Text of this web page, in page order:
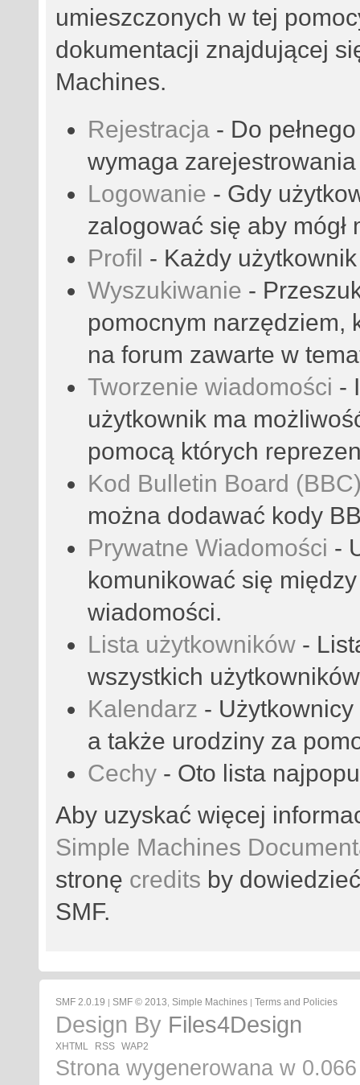
umieszczonych w tej
dokumentacji znajdującej
Machines.
Rejestracja - Do
wymaga
Logowanie - Gdy
zalogować się aby
Profil - Każdy
Wyszukiwanie -
pomocnym narzędziem,
na forum zawarte w
Tworzenie wiadomości -
użytkownik ma
pomocą których
Kod Bulletin Board
można dodawać kody
Prywatne Wiadomości -
komunikować się
wiadomości.
Lista użytkowników -
wszystkich
Kalendarz -
a także urodziny za
Cechy - Oto lista
Aby uzyskać więcej
Simple Machines
stronę credits by
SMF.
SMF 2.0.19 | SMF © 2013 Simple Machines | Terms and Policies
Design By Files4Design
XHTML RSS WAP2
Strona wygenerowana w